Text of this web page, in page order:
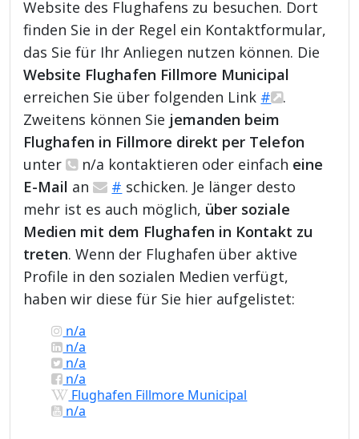
Website des Flughafens zu besuchen. Dort
finden Sie in der Regel ein Kontaktformular,
das Sie für Ihr Anliegen nutzen können. Die
Website Flughafen Fillmore Municipal
erreichen Sie über folgenden Link #
.
Zweitens können Sie jemanden beim
Flughafen in Fillmore direkt per Telefon
unter
n/a kontaktieren oder einfach eine
E-Mail an # schicken. Je länger desto
mehr ist es auch möglich, über soziale
Medien mit dem Flughafen in Kontakt zu
treten. Wenn der Flughafen über aktive
Profile in den sozialen Medien verfügt,
haben wir diese für Sie hier aufgelistet:
n/a
n/a
n/a
n/a
Flughafen Fillmore Municipal
n/a